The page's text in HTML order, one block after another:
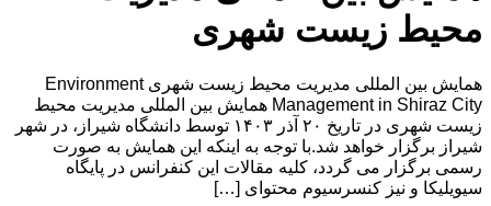
محیط زیست شهری
همایش بین المللی مدیریت محیط زیست شهری Environment
Management in Shiraz City همایش بین المللی مدیریت محیط
زیست شهری در تاریخ ۲۰ آذر ۱۴۰۳ توسط دانشگاه شیراز، در شهر
شیراز برگزار خواهد شد.با توجه به اینکه این همایش به صورت
رسمی برگزار می گردد، کلیه مقالات این کنفرانس در پایگاه
سیویلیکا و نیز کنسرسیوم محتوای […]